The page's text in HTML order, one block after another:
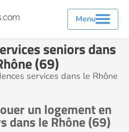
Menu
seniors dans
(69)
services dans le Rhône
un logement en
dans le Rhône (69)